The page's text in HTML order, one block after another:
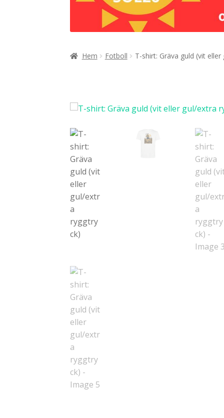
Hem Fotboll T-shirt: Gräva guld (vit